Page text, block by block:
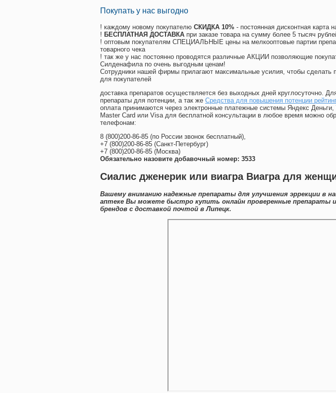
Покупать у нас выгодно
! каждому новому покупателю СКИДКА 10% - постоянная дисконтная карта
! БЕСПЛАТНАЯ ДОСТАВКА при заказе товара на сумму более 5 тысяч
! оптовым покупателям СПЕЦИАЛЬНЫЕ цены на мелкооптовые партии
товарного чека
! так же у нас постоянно проводятся различные АКЦИИ позволяющие
Силденафила по очень выгодным ценам!
Cотрудники нашей фирмы прилагают максимальные усилия, чтобы сделать
для покупателей
доставка препаратов осуществляется без выходных дней круглосуточно.
препараты для потенции, а так же Средства для повышения потенции
оплата принимаются через электронные платежные системы Яндекс Деньги,
Master Card или Visa для бесплатной консультации в любое время можно
телефонам:
8 (800)200-86-85 (по России звонок бесплатный),
+7 (800)200-86-85 (Санкт-Петербург)
+7 (800)200-86-85 (Москва)
Обязательно назовите добавочный номер: 3533
Сиалис дженерик или виагра Виагра для
Вашему вниманию надежные препараты для улучшения эррекции в
аптеке Вы можете быстро купить онлайн проверенные препараты
брендов с доставкой почтой в Липецк.